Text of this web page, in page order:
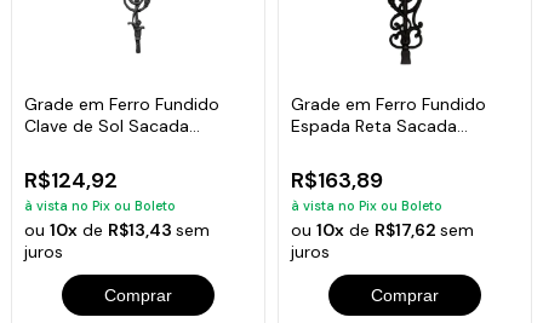
Grade em Ferro Fundido
Clave de Sol Sacada
R$124,92
à vista no Pix ou Boleto
ou10x de R$13,43sem
juros
Comprar
Grade em Ferro Fundido
Espada Reta Sacada
R$163,89
à vista no Pix ou Boleto
ou 10xde R$17,62 sem
juros
Comprar